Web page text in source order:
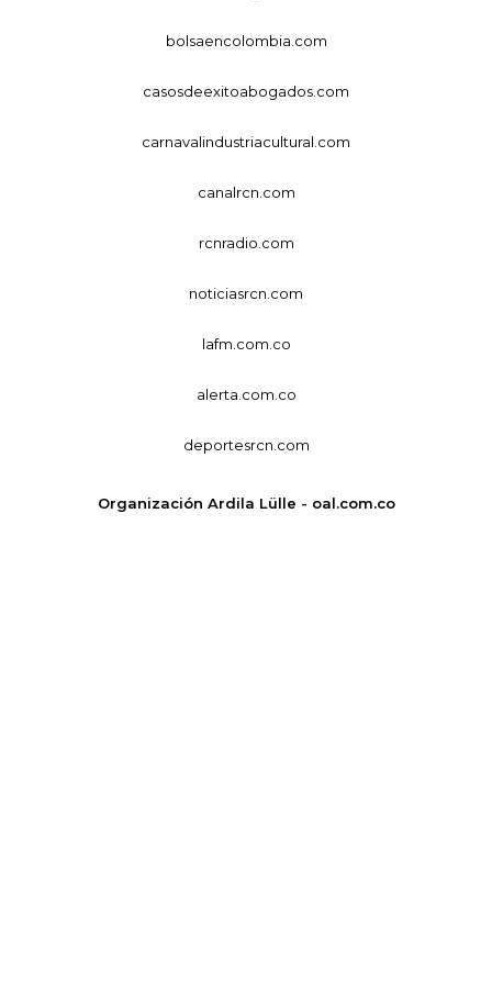
bolsaencolombia.com
casosdeexitoabogados.com
carnavalindustriacultural.com
canalrcn.com
rcnradio.com
noticiasrcn.com
lafm.com.co
alerta.com.co
deportesrcn.com
Organización Ardila Lülle - oal.com.co